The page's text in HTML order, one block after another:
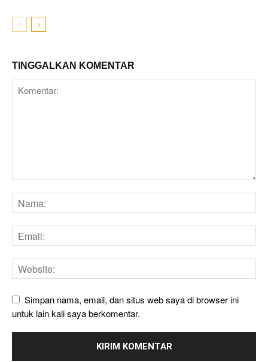
TINGGALKAN KOMENTAR
Simpan nama, email, dan situs web saya di browser ini
untuk lain kali saya berkomentar.